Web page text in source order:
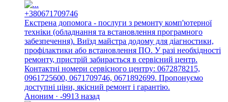
+380671709746
Екстрена допомога - послуги з ремонту комп'ютерної
техніки (обладнання та встановлення програмного
забезпечення). Виїзд майстра додому для діагностики,
профілактики або встановлення ПО. У разі необхідності
ремонту, пристрій забирається в сервісний центр.
Контактні номери сервісного центру: 0672878215,
0961725600, 0671709746, 0671892699. Пропонуємо
доступні ціни, якісний ремонт і гарантію.
Аноним · -9913 назад